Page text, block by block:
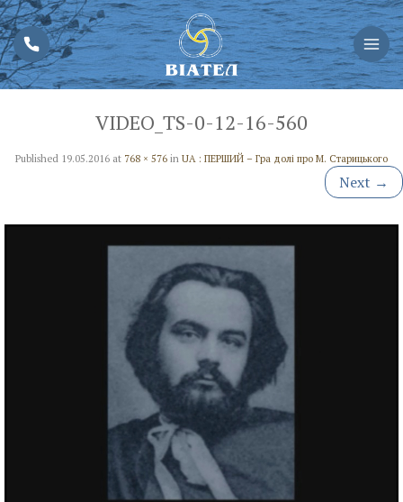
VIDEO_TS-0-12-16-560
Published 19.05.2016 at 768 × 576 in UA : ПЕРШИЙ – Гра долі про М. Старицького
Next →